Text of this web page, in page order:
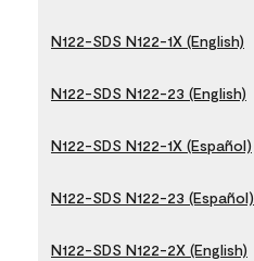
N122-SDS N122-1X (English)
N122-SDS N122-23 (English)
N122-SDS N122-1X (Español)
N122-SDS N122-23 (Español)
N122-SDS N122-2X (English)